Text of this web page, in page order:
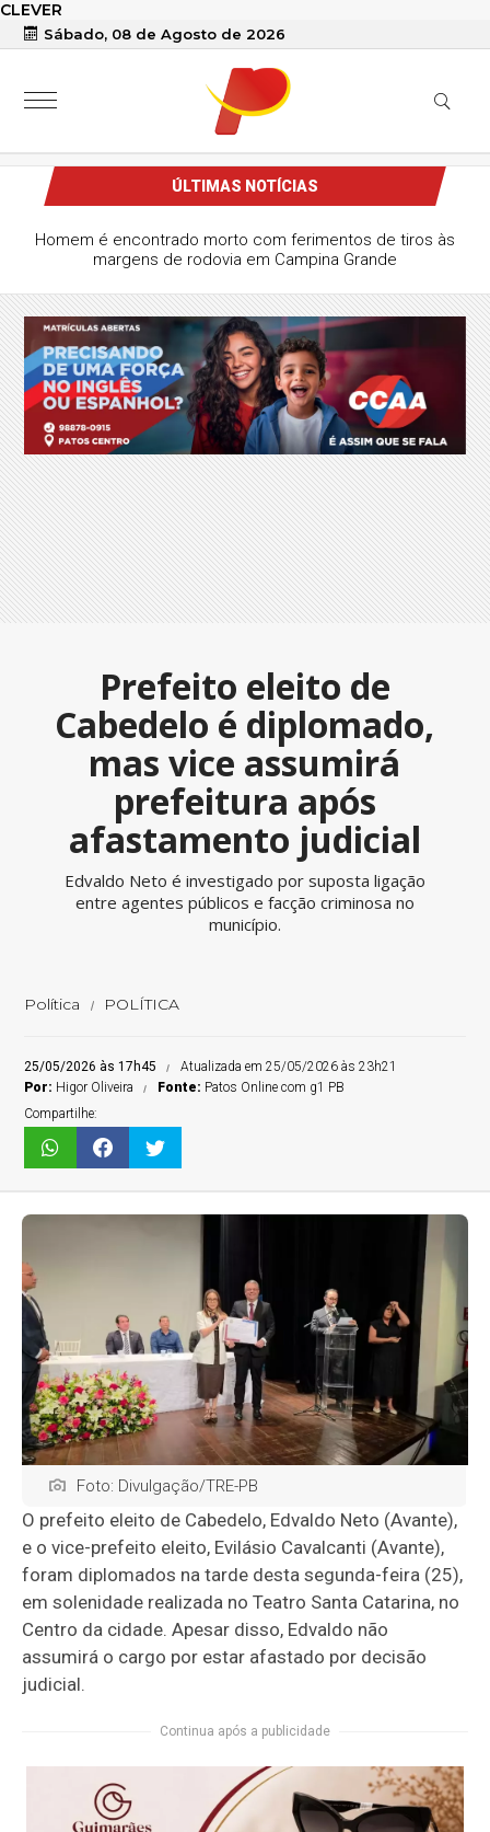
CLEVER
Sábado, 08 de Agosto de 2026
ÚLTIMAS NOTÍCIAS
Homem é encontrado morto com ferimentos de tiros às
margens de rodovia em Campina Grande
Prefeito eleito de
Cabedelo é diplomado,
mas vice assumirá
prefeitura após
afastamento judicial
Edvaldo Neto é investigado por suposta ligação
entre agentes públicos e facção criminosa no
município.
Política POLÍTICA
25/05/2026 às 17h45
Atualizada em 25/05/2026 às 23h21
Por: Higor Oliveira Fonte: Patos Online com g1 PB
Compartilhe:
Foto: Divulgação/TRE-PB
O prefeito eleito de Cabedelo, Edvaldo Neto (Avante),
e o vice-prefeito eleito, Evilásio Cavalcanti (Avante),
foram diplomados na tarde desta segunda-feira (25),
em solenidade realizada no Teatro Santa Catarina, no
Centro da cidade. Apesar disso, Edvaldo não
assumirá o cargo por estar afastado por decisão
judicial.
Continua após a publicidade